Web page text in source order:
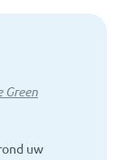
Green
uw